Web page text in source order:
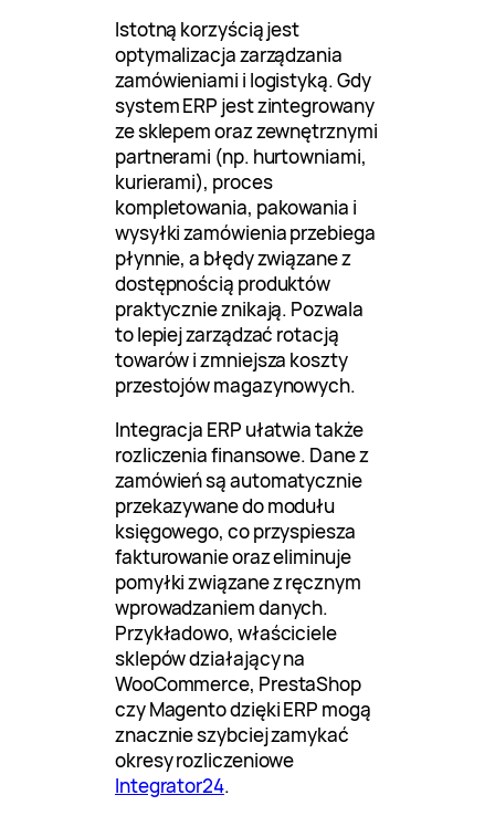
Istotną korzyścią jest
optymalizacja zarządzania
zamówieniami i logistyką. Gdy
system ERP jest zintegrowany
ze sklepem oraz zewnętrznymi
partnerami (np. hurtowniami,
kurierami), proces
kompletowania, pakowania i
wysyłki zamówienia przebiega
płynnie, a błędy związane z
dostępnością produktów
praktycznie znikają. Pozwala
to lepiej zarządzać rotacją
towarów i zmniejsza koszty
przestojów magazynowych.
Integracja ERP ułatwia także
rozliczenia finansowe. Dane z
zamówień są automatycznie
przekazywane do modułu
księgowego, co przyspiesza
fakturowanie oraz eliminuje
pomyłki związane z ręcznym
wprowadzaniem danych.
Przykładowo, właściciele
sklepów działający na
WooCommerce, PrestaShop
czy Magento dzięki ERP mogą
znacznie szybciej zamykać
okresy rozliczeniowe
Integrator24.